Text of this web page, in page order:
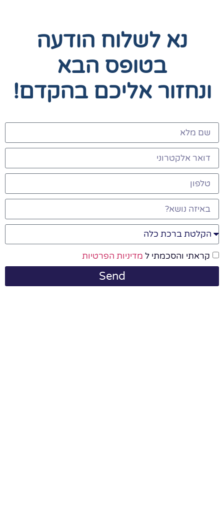
נא לשלוח הודעה
בטופס הבא
ונחזור אליכם בהקדם!
קראתי והסכמתי ל מדיניות הפרטיות
Send